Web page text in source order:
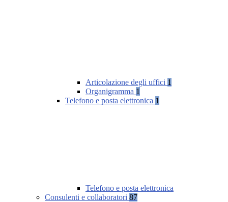
Articolazione degli uffici 1
Organigramma 1
Telefono e posta elettronica 1
Telefono e posta elettronica
Consulenti e collaboratori 87